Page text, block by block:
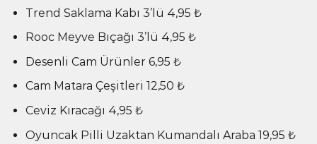
Trend Saklama Kabı 3’lü 4,95 ₺
Rooc Meyve Bıçağı 3’lü 4,95 ₺
Desenli Cam Ürünler 6,95 ₺
Cam Matara Çeşitleri 12,50 ₺
Ceviz Kıracağı 4,95 ₺
Oyuncak Pilli Uzaktan Kumandalı Araba 19,95 ₺